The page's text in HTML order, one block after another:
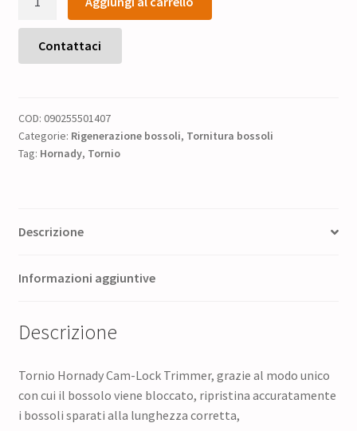
195,00 €.180,00 €.
Hornady
Cam-
Lock
Trimmer
Contattaci
COD: 090255501407
Categorie: Rigenerazione bossoli, Tornitura bossoli
Tag: Hornady, Tornio
Descrizione
Informazioni aggiuntive
Descrizione
Tornio Hornady Cam-Lock Trimmer, grazie al modo unico
con cui il bossolo viene bloccato, ripristina accuratamente
i bossoli sparati alla lunghezza corretta,